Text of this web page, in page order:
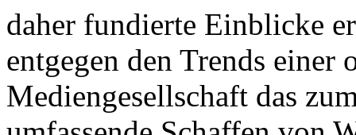
daher fundierte Einblicke
entgegen den Trends einer
Mediengesellschaft das